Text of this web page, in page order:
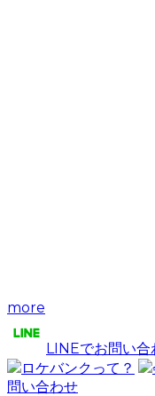
more
LINEでお問い合
ロケバンクって？
問い合わせ